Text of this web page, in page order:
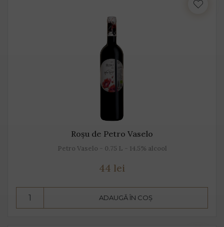
Roșu de Petro Vaselo
Petro Vaselo - 0.75 L - 14.5% alcool
44 lei
ADAUGĂ ÎN COȘ